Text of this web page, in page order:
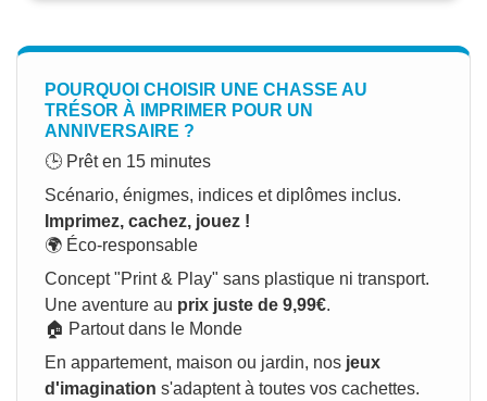
POURQUOI CHOISIR UNE CHASSE AU
TRÉSOR À IMPRIMER POUR UN
ANNIVERSAIRE ?
🕒 Prêt en 15 minutes
Scénario, énigmes, indices et diplômes inclus.
Imprimez, cachez, jouez !
🌍 Éco-responsable
Concept "Print & Play" sans plastique ni transport.
Une aventure au prix juste de 9,99€.
🏠 Partout dans le Monde
En appartement, maison ou jardin, nos jeux
d'imagination s'adaptent à toutes vos cachettes.